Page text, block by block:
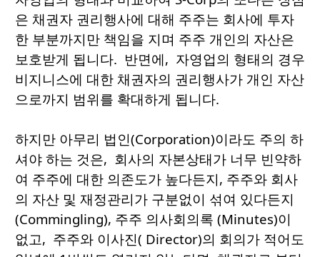
은 채권자 권리행사에 대해 주주는 회사에 투자
한 부분까지만 책임을 지며 주주 개인의 자산은
보호받게 됩니다. 반면에, 자영업의 형태의 경우
비지니스에 대한 채권자의 권리행사가 개인 자산
으로까지 범위를 확대하게 됩니다.
하지만 아무리 법인(Corporation)이라도 주의 하
셔야 하는 것은, 회사의 자본상태가 너무 빈약하
여 주주에 대한 의존도가 높다든지, 주주와 회사
의 자산 및 재정관리가 구분없이 섞여 있다든지
(Commingling), 주주 의사회의록 (Minutes)이
없고, 주주와 이사진( Director)의 회의가 적어도